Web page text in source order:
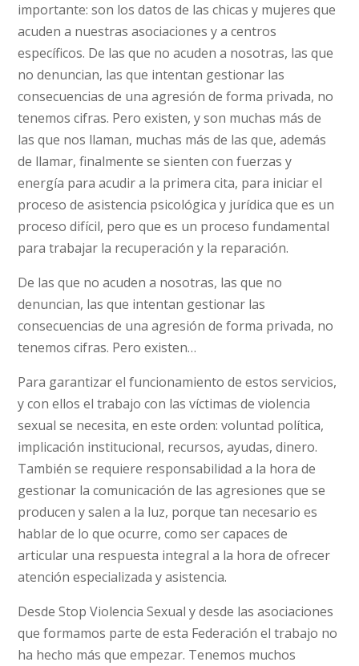
importante: son los datos de las chicas y mujeres que
acuden a nuestras asociaciones y a centros
específicos. De las que no acuden a nosotras, las que
no denuncian, las que intentan gestionar las
consecuencias de una agresión de forma privada, no
tenemos cifras. Pero existen, y son muchas más de
las que nos llaman, muchas más de las que, además
de llamar, finalmente se sienten con fuerzas y
energía para acudir a la primera cita, para iniciar el
proceso de asistencia psicológica y jurídica que es un
proceso difícil, pero que es un proceso fundamental
para trabajar la recuperación y la reparación.
De las que no acuden a nosotras, las que no
denuncian, las que intentan gestionar las
consecuencias de una agresión de forma privada, no
tenemos cifras. Pero existen…
Para garantizar el funcionamiento de estos servicios,
y con ellos el trabajo con las víctimas de violencia
sexual se necesita, en este orden: voluntad política,
implicación institucional, recursos, ayudas, dinero.
También se requiere responsabilidad a la hora de
gestionar la comunicación de las agresiones que se
producen y salen a la luz, porque tan necesario es
hablar de lo que ocurre, como ser capaces de
articular una respuesta integral a la hora de ofrecer
atención especializada y asistencia.
Desde Stop Violencia Sexual y desde las asociaciones
que formamos parte de esta Federación el trabajo no
ha hecho más que empezar. Tenemos muchos